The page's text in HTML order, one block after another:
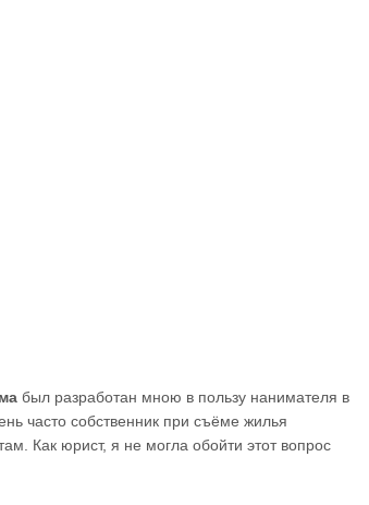
был разработан мною в пользу нанимателя в
часто собственник при съёме жилья
Как юрист, я не могла обойти этот вопрос